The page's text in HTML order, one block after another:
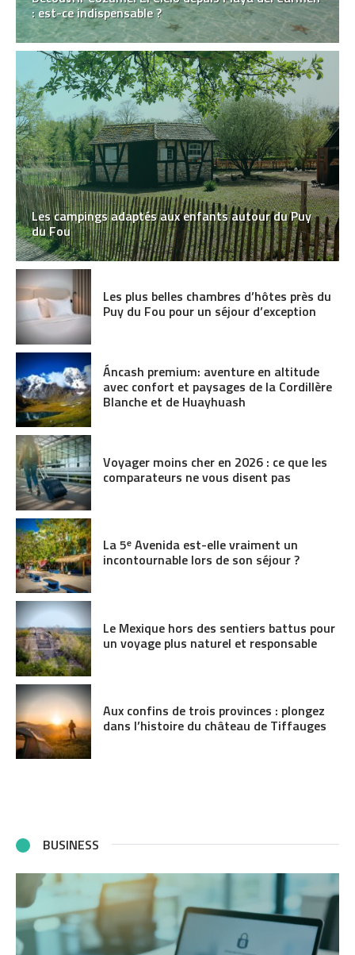
: est-ce indispensable ?
Les campings adaptés aux enfants autour du Puy
du Fou
Les plus belles chambres d’hôtes près du
Puy du Fou pour un séjour d’exception
Áncash premium: aventure en altitude
avec confort et paysages de la Cordillère
Blanche et de Huayhuash
Voyager moins cher en 2026 : ce que les
comparateurs ne vous disent pas
La 5ᵉ Avenida est-elle vraiment un
incontournable lors de son séjour ?
Le Mexique hors des sentiers battus pour
un voyage plus naturel et responsable
Aux confins de trois provinces : plongez
dans l’histoire du château de Tiffauges
BUSINESS